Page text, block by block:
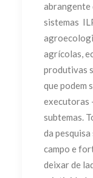
abrangente
sistemas
agrícolas,
produtivas
que podem
executoras
subtemas.
da
campo e
deixar de